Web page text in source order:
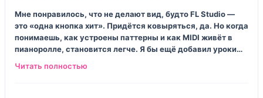
Мне понравилось, что не делают вид, будто FL Studio —
это «одна кнопка хит». Придётся ковыряться, да. Но когда
понимаешь, как устроены паттерны и как MIDI живёт в
пианоролле, становится легче. Я бы ещё добавил уроки